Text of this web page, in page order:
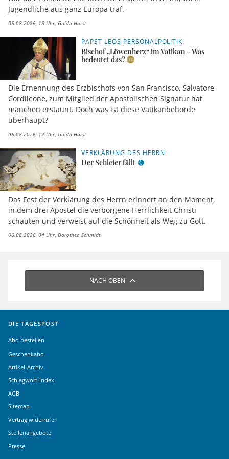
Jugendliche aus ganz Europa traf.
06.08.2026, 16 Uhr Guido Horst
PAPST LEOS PERSONALPOLITIK
Bischof „Löwenherz“ im Vatikan – Was
bedeutet das?
Die Ernennung des Erzbischofs von San Francisco, Salvatore
Cordileone, zum Mitglied der Apostolischen Signatur hat
manchen erstaunt. Doch was ist diese Vatikanbehörde
überhaupt?
06.08.2026, 12 Uhr Guido Horst
VERKLÄRUNG DES HERRN
Der Schleier fällt
Das Fest der Verklärung des Herrn erinnert an den Moment,
in dem drei Apostel die verborgene Herrlichkeit Christi
schauten und verweist auf die Schönheit als Weg zu Gott.
06.08.2026, 04 Uhr Dorothea Schmidt
NACH OBEN
DIE TAGESPOST
Abo bestellen
Geschenkabo
Artikel-Archiv
Schlagwort-Index
AGB
Sitemap
Vertrag widerrufen
Stellenangebote
Presse